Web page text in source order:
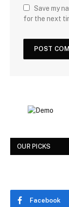
Save my
for the next
OUR PICKS
Facebook